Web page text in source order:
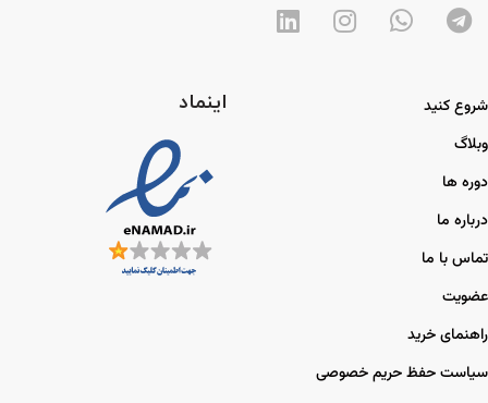
شروع کنید
وبلاگ
دوره ها
درباره ما
تماس با ما
عضویت
راهنمای خرید
سیاست حفظ حریم خصوصی
اینماد